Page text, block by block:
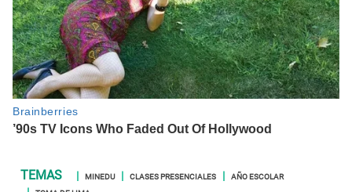
MINEDU CLASES PRESENCIALES
AÑO ESCOLAR